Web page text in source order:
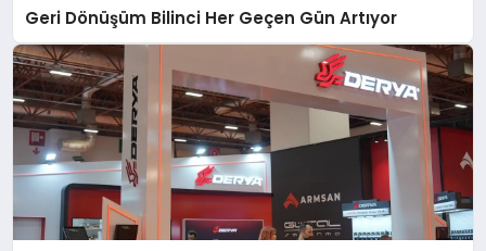
Geri Dönüşüm Bilinci Her Geçen Gün Artıyor